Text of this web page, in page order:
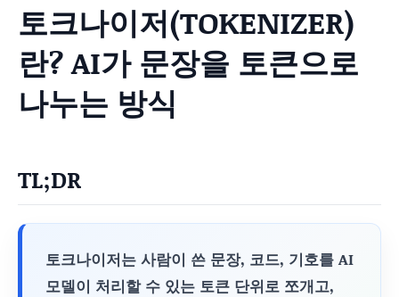
토크나이저(TOKENIZER)
란? AI가 문장을 토큰으로
나누는 방식
TL;DR
토크나이저는 사람이 쓴 문장, 코드, 기호를 AI
모델이 처리할 수 있는 토큰 단위로 쪼개고,